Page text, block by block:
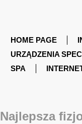
HOME PAGE
URZĄDZENIA
SPA
Najlepsza